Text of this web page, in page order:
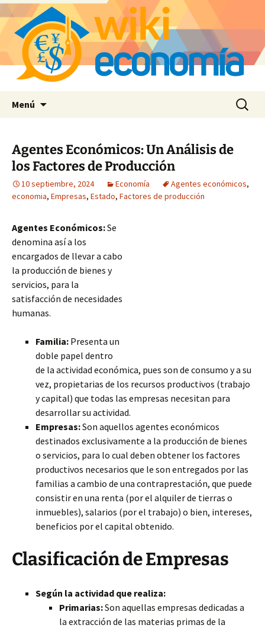
Menú Buscar:
Agentes Económicos: Un Análisis de
los Factores de Producción
10 septiembre, 2024 Economía Agentes económicos,
economia, Empresas, Estado, Factores de producción
Agentes Económicos:Se
denomina así a los
encargados de llevar a cabo
la producción de bienes y
servicios, para la
satisfacción de necesidades
humanas.
Familia: Presenta un
doble papel dentro
de la actividad económica, pues son de consumo y a su
vez, propietarias de los recursos productivos (trabajo
y capital) que todas las empresas necesitan para
desarrollar su actividad.
Empresas:Son aquellos agentes económicos
destinados exclusivamente a la producción de bienes
o servicios, para lo cual deben obtener los factores
productivos necesarios que le son entregados por las
familias a cambio de una contraprestación, que puede
consistir en una renta (por el alquiler de tierras o
inmuebles), salarios (por el trabajo) o bien, intereses,
beneficios por el capital obtenido.
Clasificación de Empresas
Según la actividad que realiza:
Primarias:Son aquellas empresas dedicadas a
la extracción de las materias primas de la